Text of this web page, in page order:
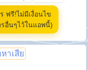
ฟรี!ไม่มีเงื่อนไข
อื่นๆไว้ในแอพนี้)
าเสีย